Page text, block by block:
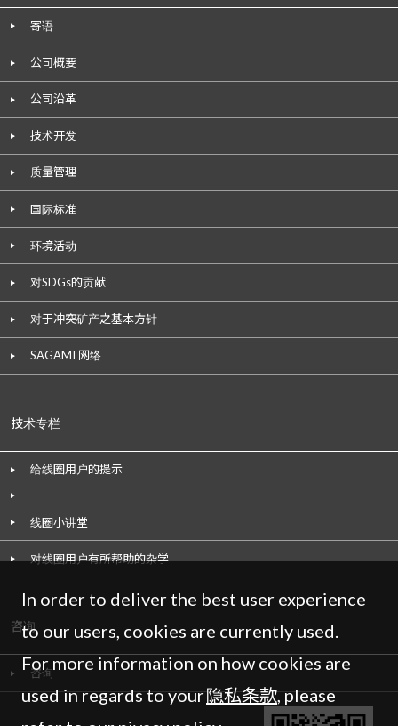
In order to deliver the best user experience
to our users, cookies are currently used.
For more information on how cookies are
used in regards to your隐私条款, please
寄语
公司概要
公司沿革
技术开发
质量管理
国际标准
环境活动
对SDGs的贡献
对于冲突矿产之基本方针
SAGAMI 网络
技术专栏
给线圈用户的提示
线圈小讲堂
对线圈用户有所帮助的杂学
咨询
咨询